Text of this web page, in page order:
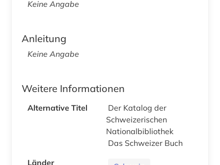
Keine Angabe
Anleitung
Keine Angabe
Weitere Informationen
Alternative Titel
Der Katalog der
Schweizerischen
Nationalbibliothek
Das Schweizer Buch
Länder